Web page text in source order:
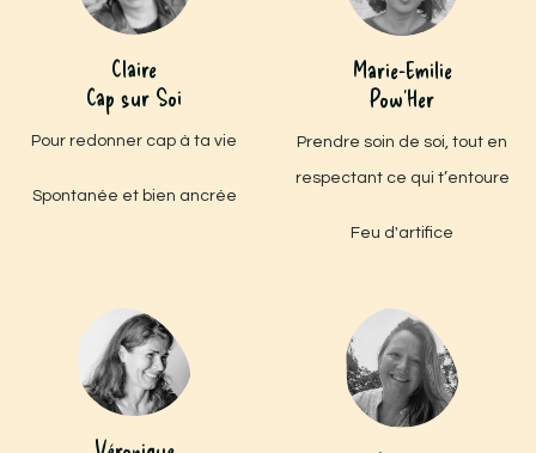
Claire
Cap sur Soi
Pour redonner cap à ta vie
Spontanée et bien ancrée
Marie-Emilie
Pow'Her
Prendre soin de soi, tout en
respectant ce qui t’entoure
Feu d'artifice